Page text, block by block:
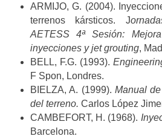
ARMIJO, G. (2004).
terrenos kársticos. J
AETESS 4ª Sesión:
inyecciones y jet grouting,
BELL, F.G. (1993).
F Spon, Londres.
BIELZA, A. (1999). Manual
del terreno. Carlos López
CAMBEFORT, H. (1968).
Barcelona.